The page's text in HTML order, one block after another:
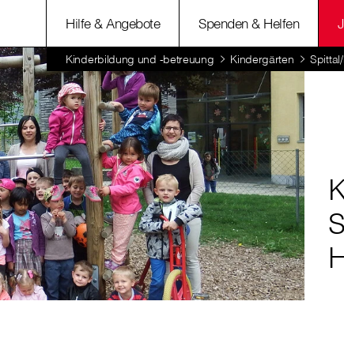
Hilfe & Angebote Spenden & Helfen
Kinderbildung und -betreuung Kindergärten